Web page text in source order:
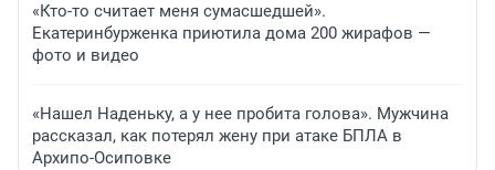
«Кто-то считает меня сумасшедшей».
Екатеринбурженка приютила дома 200 жирафов —
фото и видео
«Нашел Наденьку, а у нее пробита голова». Мужчина
рассказал, как потерял жену при атаке БПЛА в
Архипо-Осиповке